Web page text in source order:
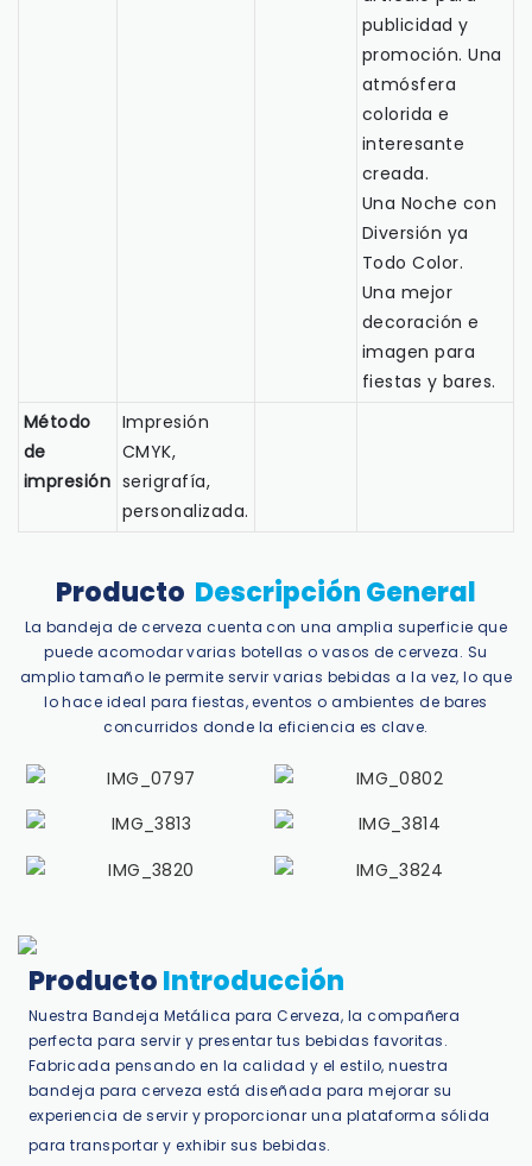
publicidad y
promoción. Una
atmósfera
colorida e
interesante
creada.
Una Noche con
Diversión ya
Todo Color.
Una mejor
decoración e
imagen para
fiestas y bares.
Método
de
impresión
Impresión
CMYK,
serigrafía,
personalizada.
Producto Descripción General
La bandeja de cerveza cuenta con una amplia superficie que
puede acomodar varias botellas o vasos de cerveza. Su
amplio tamaño le permite servir varias bebidas a la vez, lo que
lo hace ideal para fiestas, eventos o ambientes de bares
concurridos donde la eficiencia es clave.
ProductoIntroducción
Nuestra Bandeja Metálica para Cerveza, la compañera
perfecta para servir y presentar tus bebidas favoritas.
Fabricada pensando en la calidad y el estilo, nuestra
bandeja para cerveza está diseñada para mejorar su
experiencia de servir y proporcionar una plataforma sólida
para transportar y exhibir sus bebidas.